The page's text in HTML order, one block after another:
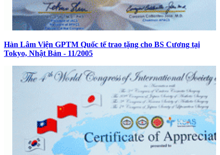
Hàn Lâm Viện GPTM Quốc tế trao tặng cho BS Cương tại
Tokyo, Nhật Bản - 11/2005